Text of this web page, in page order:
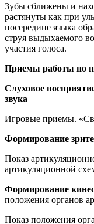
Зубы сближены и
растянуты как при
посередине языка
струя выдыхаемого
участия голоса.
Приемы работы по
Слуховое
звука
Игровые приемы.
Формирование
Показ
артикуляционной
Формирование
положения органов
Показ положения